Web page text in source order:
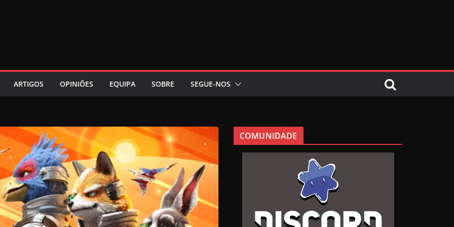
ARTIGOS OPINIÕES EQUIPA SOBRE SEGUE-NOS
COMUNIDADE